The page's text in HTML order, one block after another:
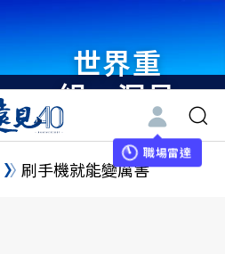
世界重
組・洞見
未來 與
世界領袖
職場雷達
刷手機就能變厲害